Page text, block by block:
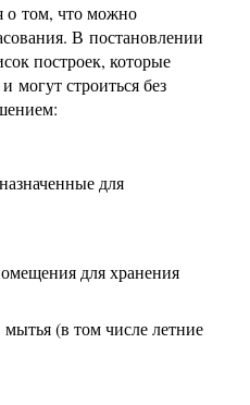
о том, что можно
В постановлении
построек, которые
могут строиться без
для
для хранения
(в том числе летние